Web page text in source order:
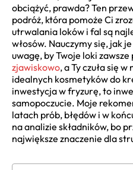
obciążyć, prawda? Ten
podróż, która pomoże Ci
utrwalania loków i fal są
włosów. Nauczymy się, jak
uwagę, by Twoje loki
zjawiskowo, a Ty czuła się
idealnych kosmetyków do
inwestycja w fryzurę, to
samopoczucie. Moje
latach prób, błędów i w
na analizie składników, bo
największe znaczenie dla